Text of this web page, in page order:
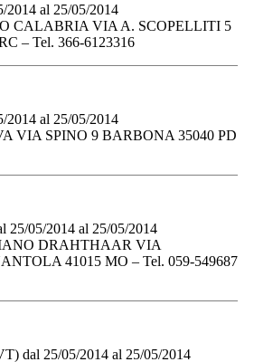
al 25/05/2014
CALABRIA VIA A. SCOPELLITI 5
– Tel. 366-6123316
al 25/05/2014
VIA SPINO 9 BARBONA 35040 PD
05/2014 al 25/05/2014
DRAHTHAAR VIA
41015 MO – Tel. 059-549687
dal 25/05/2014 al 25/05/2014